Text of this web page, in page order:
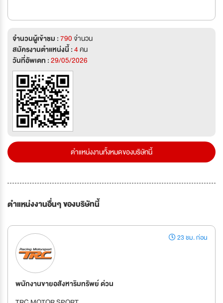
จำนวนผู้เข้าชม :790จำนวน
สมัครงานตำแหน่งนี้ :4คน
วันที่อัพเดท :29/05/2026
ตำแหน่งงานทั้งหมดของบริษัทนี้
ตำแหน่งงานอื่นๆ ของบริษัทนี้
23 ชม. ก่อน
พนักงานขายอสังหาริมทรัพย์ ด่วน